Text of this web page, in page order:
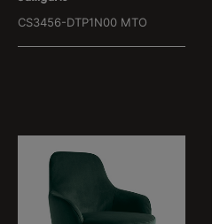
CS3456-DTP1N00 MTO